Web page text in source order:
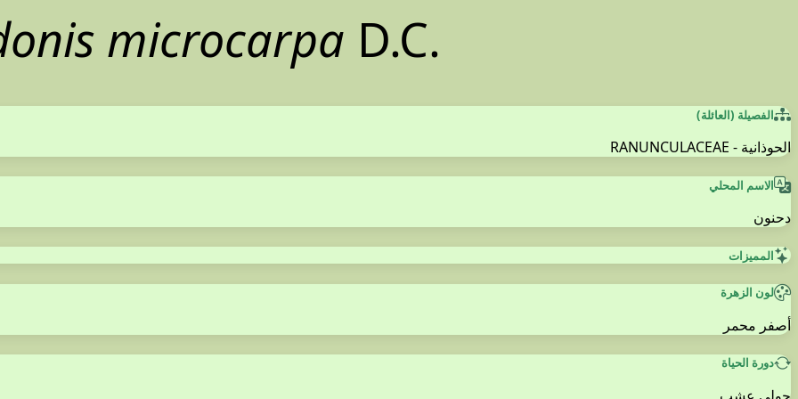
microcarpa D.C.
الفصيلة (العائلة)
الحوذانية - RANUNCULACEAE
الاسم المحلي
دحنون
المميزات
لون الزهرة
أصفر محمر
دورة الحياة